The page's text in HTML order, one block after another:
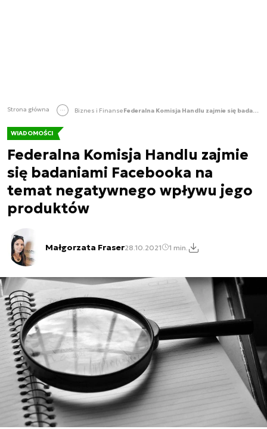
Strona główna Biznes i Finanse Federalna Komisja Handlu zajmie się badaniami Facebooka na temat negatywnego wpływu jego produktów
WIADOMOŚCI
Federalna Komisja Handlu zajmie
się badaniami Facebooka na
temat negatywnego wpływu jego
produktów
Małgorzata Fraser28.10.2021 1 min.